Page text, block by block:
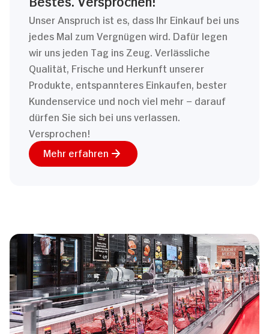
Unser Anspruch ist es, dass Ihr Einkauf bei uns
jedes Mal zum Vergnügen wird. Dafür legen
wir uns jeden Tag ins Zeug. Verlässliche
Qualität, Frische und Herkunft unserer
Produkte, entspannteres Einkaufen, bester
Kundenservice und noch viel mehr – darauf
dürfen Sie sich bei uns verlassen.
Versprochen!
Mehr erfahren